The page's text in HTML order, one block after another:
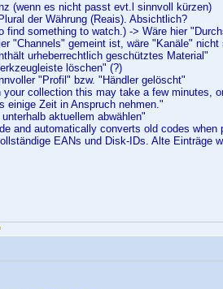
(wenn es nicht passt evt.l sinnvoll kürzen)
der Währung (Reais). Absichtlich?
something to watch.) -> Wäre hier
"Channels" gemeint ist, wäre "Kanäle" nicht
urheberrechtlich geschütztes Material"
löschen" (?)
"Profil" bzw. "Händler gelöscht"
collection this may take a few minutes,
einige Zeit in Anspruch nehmen."
aktuellem abwählen"
and automatically converts old codes
EANs und Disk-IDs. Alte Einträge